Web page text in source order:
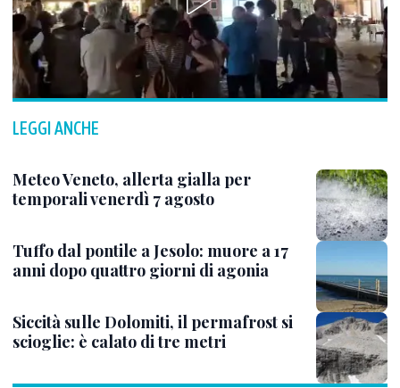
LEGGI ANCHE
Meteo Veneto, allerta gialla per
temporali venerdì 7 agosto
Tuffo dal pontile a Jesolo: muore a 17
anni dopo quattro giorni di agonia
Siccità sulle Dolomiti, il permafrost si
scioglie: è calato di tre metri